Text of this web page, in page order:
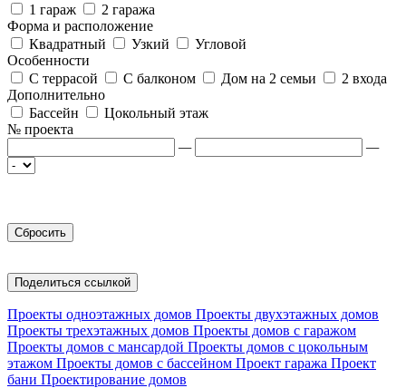
1 гараж
2 гаража
Форма и расположение
Квадратный
Узкий
Угловой
Особенности
С террасой
С балконом Дом на 2 семьи
2 входа
Дополнительно
Бассейн
Цокольный этаж
№ проекта
—
—
Поделиться ссылкой
Проекты одноэтажных домов Проекты двухэтажных домов
Проекты трехэтажных домов Проекты домов с гаражом
Проекты домов с мансардой Проекты домов с цокольным
этажом Проекты домов с бассейном Проект гаража Проект
бани Проектирование домов